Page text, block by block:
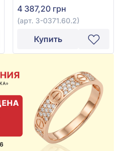
4 387,20 грн
(арт. 3-0371.60.2)
Купить